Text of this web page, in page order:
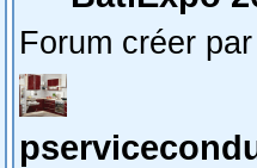
Forum créer